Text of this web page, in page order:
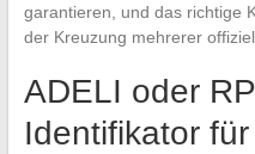
garantieren, und das richtige
der Kreuzung mehrerer
ADELI oder
Identifikator